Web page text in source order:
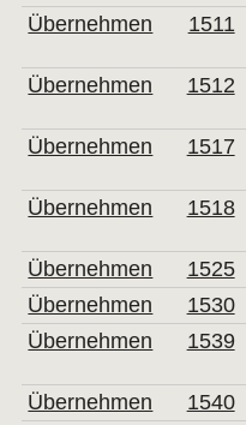
Übernehmen
1511
Übernehmen
1512
Übernehmen
1517
Übernehmen
1518
Übernehmen
1525
Übernehmen
1530
Übernehmen
1539
Übernehmen
1540